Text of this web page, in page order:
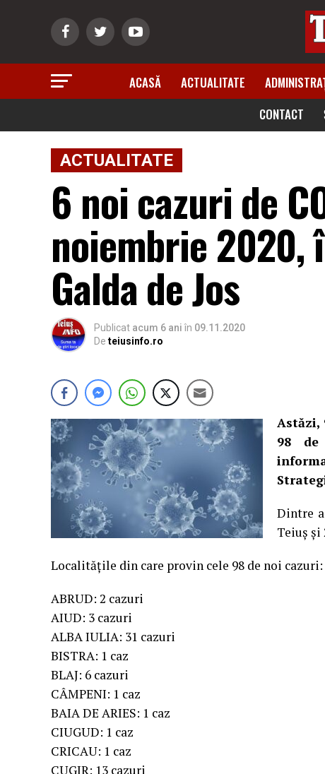
ACASĂ ACTUALITATE
CONTACT
ACTUALITATE
6 noi cazuri de
noiembrie 2020,
Galda de Jos
Publicat acum 6 ani în 09.11.2020
De teiusinfo.ro
Astăzi,
98 de
Dintre
Teiuș și
Localitățile din care provin cele 98 de noi cazuri:
ABRUD: 2 cazuri
AIUD: 3 cazuri
ALBA IULIA: 31 cazuri
BISTRA: 1 caz
BLAJ: 6 cazuri
CÂMPENI: 1 caz
BAIA DE ARIES: 1 caz
CIUGUD: 1 caz
CRICAU: 1 caz
CUGIR: 13 cazuri